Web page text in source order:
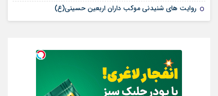
روایت های شنیدنی موکب داران اربعین حسینی(ع)